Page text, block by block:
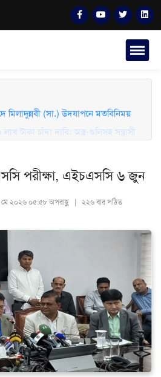
টাকা চাঁদা দাবি: অস্ত্র-গুলিসহ সন্ত্রাসী
(সা.) উদযাপনে মতবিনিময়
পরীক্ষা, এইচএসসি ৬ জুন
মে ২০২৬ ০৫:৫৮ অপরাহ্ণ | ২২৬ বার পঠিত